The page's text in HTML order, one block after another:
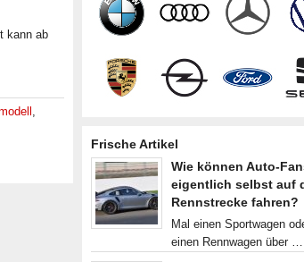
kann ab
,
Frische Artikel
Wie können Auto-
eigentlich selbst auf
Rennstrecke fahren?
Mal einen Sportwagen
einen Rennwagen über …